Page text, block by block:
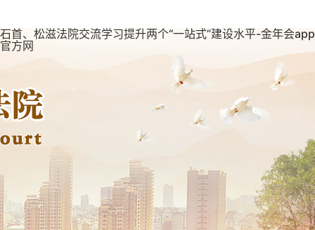
石首、松滋法院交流学习提升两个“一站式”建设水平-金年会app
官方网